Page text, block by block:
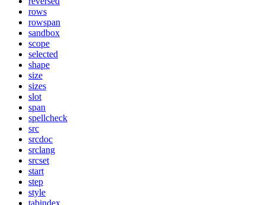
rows
rowspan
sandbox
scope
selected
shape
size
sizes
slot
span
spellcheck
src
srcdoc
srclang
srcset
start
step
style
tabindex